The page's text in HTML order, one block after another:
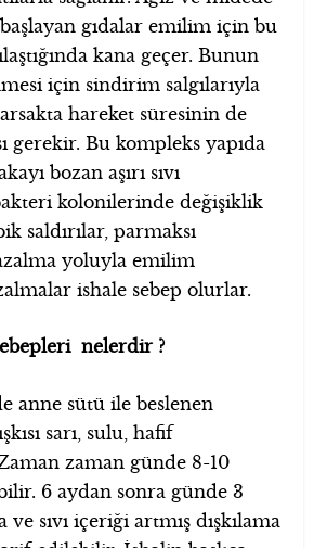
gıdalar emilim için bu
kana geçer. Bunun
için sindirim salgılarıyla
hareket süresinin de
gerekir. Bu kompleks yapıda
bozan aşırı sıvı
kolonilerinde değişiklik
saldırılar, parmaksı
yoluyla emilim
ishale sebep olurlar.
nelerdir ?
anne sütü ile beslenen
sarı, sulu, hafif
zaman günde 8-10
6 aydan sonra günde 3
sıvı içeriği artmış dışkılama